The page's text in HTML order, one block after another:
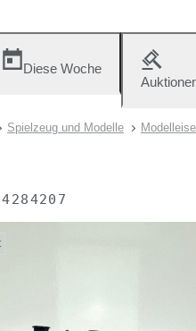
Diese Woche
Spielzeug und Modelle